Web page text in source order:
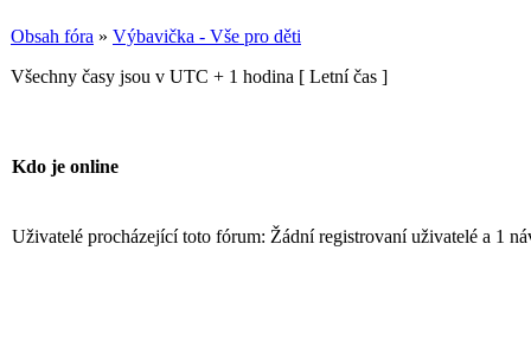
Obsah fóra » Výbavička - Vše pro děti
Všechny časy jsou v UTC + 1 hodina [ Letní čas ]
Kdo je online
Uživatelé procházející toto fórum: Žádní registrovaní uživatelé a 1